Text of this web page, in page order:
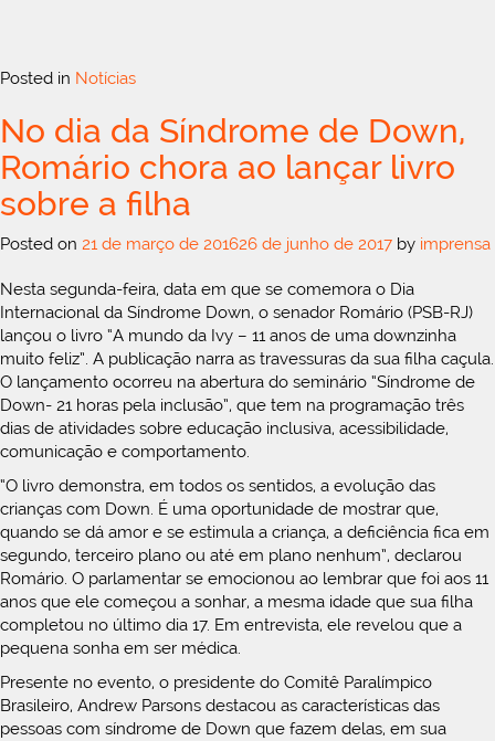
Posted in Notícias
No dia da Síndrome de Down,
Romário chora ao lançar livro
sobre a filha
Posted on 21 de março de 201626 de junho de 2017 by imprensa
Nesta segunda-feira, data em que se comemora o Dia
Internacional da Síndrome Down, o senador Romário (PSB-RJ)
lançou o livro “A mundo da Ivy – 11 anos de uma downzinha
muito feliz”. A publicação narra as travessuras da sua filha caçula.
O lançamento ocorreu na abertura do seminário “Síndrome de
Down- 21 horas pela inclusão”, que tem na programação três
dias de atividades sobre educação inclusiva, acessibilidade,
comunicação e comportamento.
“O livro demonstra, em todos os sentidos, a evolução das
crianças com Down. É uma oportunidade de mostrar que,
quando se dá amor e se estimula a criança, a deficiência fica em
segundo, terceiro plano ou até em plano nenhum”, declarou
Romário. O parlamentar se emocionou ao lembrar que foi aos 11
anos que ele começou a sonhar, a mesma idade que sua filha
completou no último dia 17. Em entrevista, ele revelou que a
pequena sonha em ser médica.
Presente no evento, o presidente do Comitê Paralímpico
Brasileiro, Andrew Parsons destacou as características das
pessoas com síndrome de Down que fazem delas, em sua